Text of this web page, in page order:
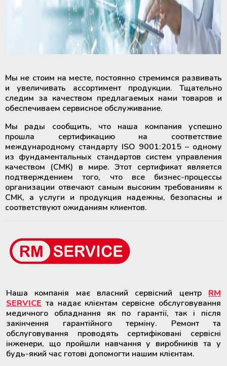
Мы не стоим на месте, постоянно стремимся развивать
и увеличивать ассортимент продукции. Тщательно
следим за качеством предлагаемых нами товаров и
обеспечиваем сервисное обслуживание.
Мы рады сообщить, что наша компания успешно
прошла сертификацию на соответствие
международному стандарту ISO 9001:2015 – одному
из фундаментальных стандартов систем управления
качеством (СМК) в мире. Этот сертификат является
подтверждением того, что все бизнес-процессы
организации отвечают самым высоким требованиям к
СМК, а услуги и продукция надежны, безопасны и
соответствуют ожиданиям клиентов.
Наша компанія має власний сервісний центр RM
SERVICE та надає клієнтам сервісне обслуговування
медичного обладнання як по гарантії, так і після
закінчення гарантійного терміну. Ремонт та
обслуговування проводять сертифіковані сервісні
інженери, що пройшли навчання у виробників та у
будь-який час готові допомогти нашим клієнтам.